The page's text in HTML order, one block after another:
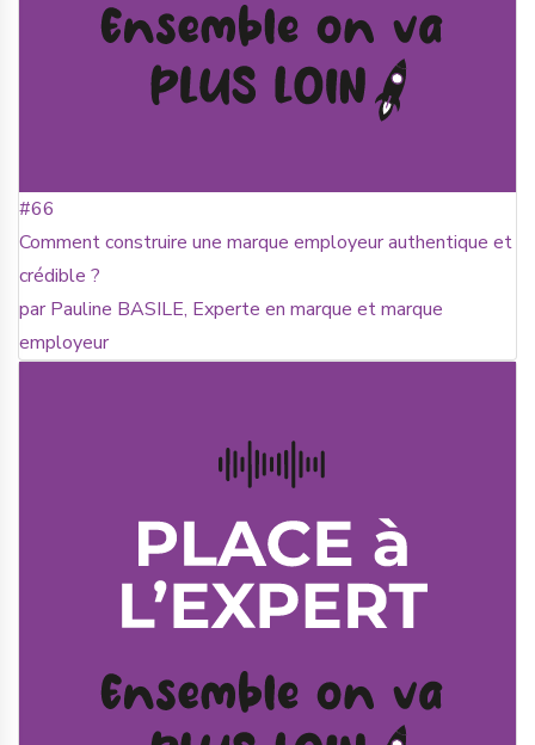
#66
Comment construire une marque employeur authentique et
crédible ?
par Pauline BASILE, Experte en marque et marque
employeur